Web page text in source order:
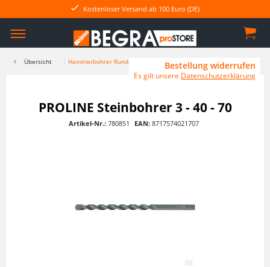
Kostenloser Versand ab 100 Euro (DE)
Übersicht Hammerbohrer Rundschaft
PROLINE Steinbohrer 3 - 40 - 70
Artikel-Nr.: 780851 EAN: 8717574021707
Bestellung widerrufen
Es gilt unsere Datenschutzerklärung